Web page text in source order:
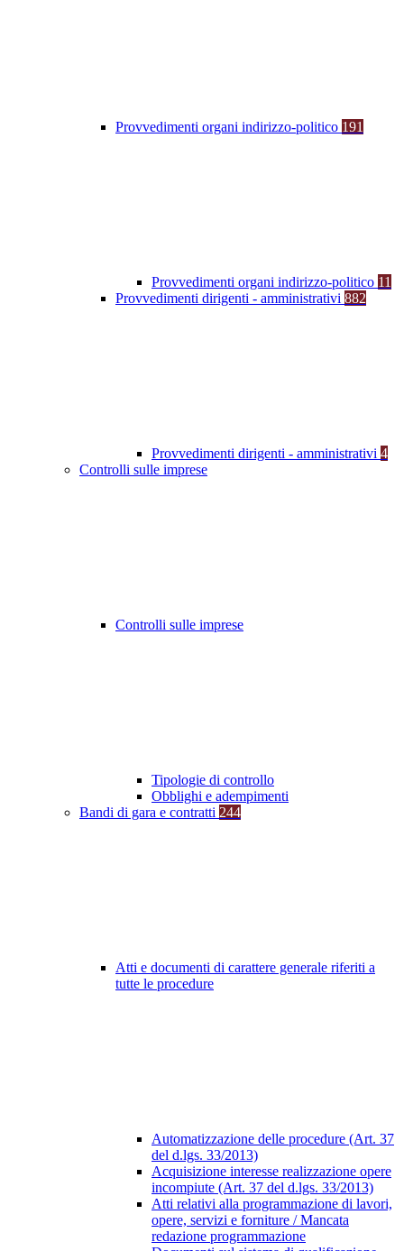
Provvedimenti organi indirizzo-politico 191
Provvedimenti organi indirizzo-politico 11
Provvedimenti dirigenti - amministrativi 882
Provvedimenti dirigenti - amministrativi 4
Controlli sulle imprese
Controlli sulle imprese
Tipologie di controllo
Obblighi e adempimenti
Bandi di gara e contratti 244
Atti e documenti di carattere generale riferiti a
tutte le procedure
Automatizzazione delle procedure (Art. 37
del d.lgs. 33/2013)
Acquisizione interesse realizzazione opere
incompiute (Art. 37 del d.lgs. 33/2013)
Atti relativi alla programmazione di lavori,
opere, servizi e forniture / Mancata
redazione programmazione